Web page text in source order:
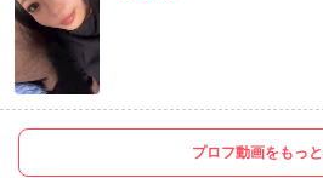
プロフ動画をもっ